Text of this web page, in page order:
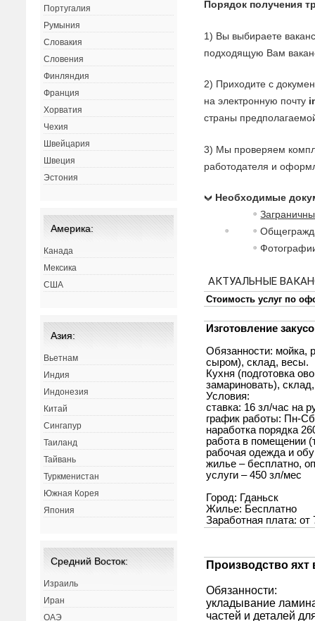
Порядок получения
1) Вы выбираете
подходящую Вам
2) Приходите с
на электронную почту
страны
3) Мы проверяем
работодателя и
Необходимые
Португалия
Румыния
Словакия
Словения
Финляндия
Франция
Хорватия
Чехия
Швейцария
Швеция
Эстония
Америка:
Канада
Мексика
США
Азия:
Вьетнам
Индия
Индонезия
Китай
Сингапур
Таиланд
Тайвань
Туркменистан
Южная Корея
Япония
Средний Восток:
Израиль
Иран
ОАЭ